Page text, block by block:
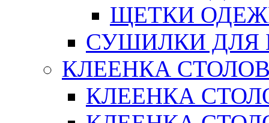
ЩЕТКИ
СУШИЛКИ ДЛЯ
КЛЕЕНКА
КЛЕЕНКА